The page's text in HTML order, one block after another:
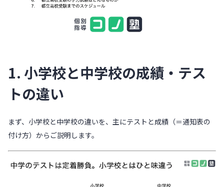
1. 小学校と中学校の成績・テス
トの違い
まず、小学校と中学校の違いを、主にテストと成績（＝通知表の
付け方）からご説明します。